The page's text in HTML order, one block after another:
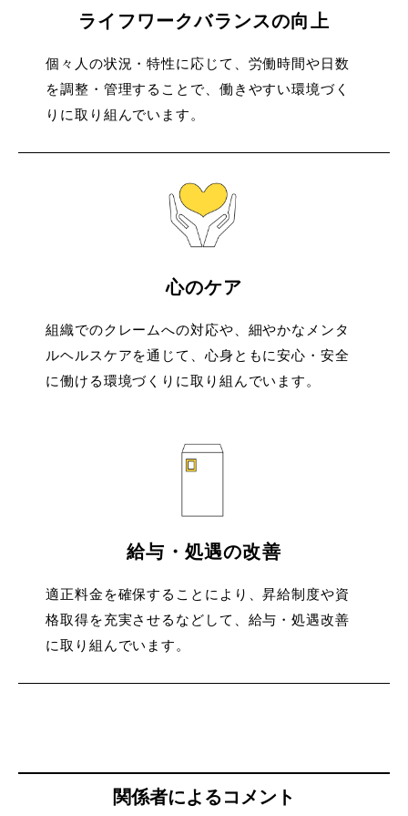
ライフワークバランスの向上
個々人の状況・特性に応じて、労働時間や日数
を調整・管理することで、働きやすい環境づく
りに取り組んでいます。
心のケア
組織でのクレームへの対応や、細やかなメンタ
ルヘルスケアを通じて、心身ともに安心・安全
に働ける環境づくりに取り組んでいます。
給与・処遇の改善
適正料金を確保することにより、昇給制度や資
格取得を充実させるなどして、給与・処遇改善
に取り組んでいます。
関係者によるコメント